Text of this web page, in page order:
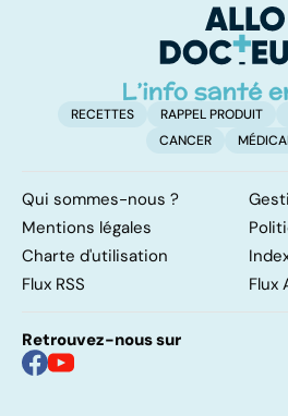
RECETTES RAPPEL PRODUIT
CANCER
Qui sommes-nous ?
Mentions légales
Charte d'utilisation
Flux RSS
Flux
Retrouvez-nous sur